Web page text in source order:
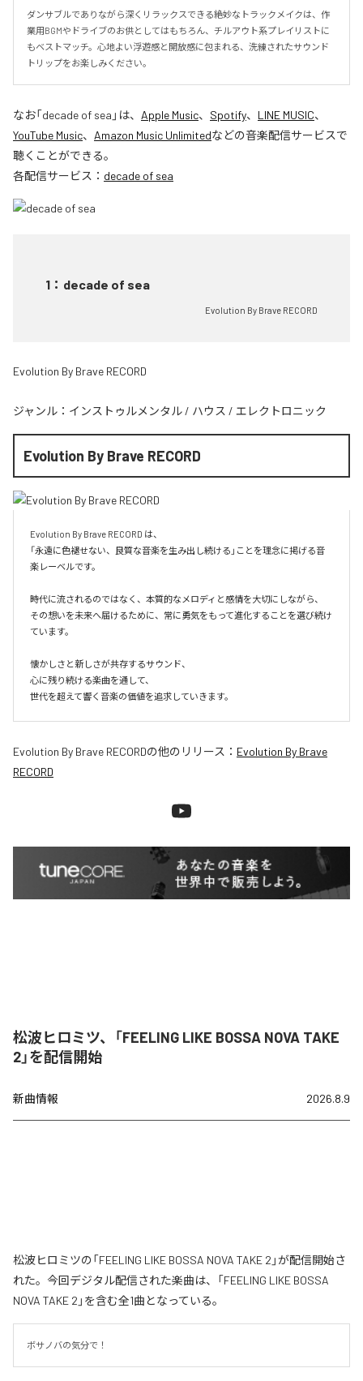
ダンサブルでありながら深くリラックスできる絶妙なトラックメイクは、作
業用BGMやドライブのお供としてはもちろん、チルアウト系プレイリストに
もベストマッチ。心地よい浮遊感と開放感に包まれる、洗練されたサウンド
トリップをお楽しみください。
なお「decade of sea 」は、 Apple Music、 Spotify、 LINE MUSIC、
YouTube Music、 Amazon Music Unlimitedなどの音楽配信サービスで
聴くことができる。
各配信サービス： decade of sea
1 ： decade of sea
Evolution By Brave RECORD
Evolution By Brave RECORD
ジャンル： インストゥルメンタル / ハウス / エレクトロニック
Evolution By Brave RECORD
Evolution By Brave RECORD は、
「永遠に色褪せない、良質な音楽を生み出し続ける」ことを理念に掲げる音
楽レーベルです。
時代に流されるのではなく、本質的なメロディと感情を大切にしながら、
その想いを未来へ届けるために、常に勇気をもって進化することを選び続け
ています。
懐かしさと新しさが共存するサウンド、
心に残り続ける楽曲を通して、
世代を超えて響く音楽の価値を追求していきます。
Evolution By Brave RECORDの他のリリース： Evolution By Brave
RECORD
松波ヒロミツ、「FEELING LIKE BOSSA NOVA TAKE
2」を配信開始
新曲情報 2026.8.9
松波ヒロミツの「FEELING LIKE BOSSA NOVA TAKE 2」が配信開始さ
れた。今回デジタル配信された楽曲は、「FEELING LIKE BOSSA
NOVA TAKE 2」を含む全1曲となっている。
ボサノバの気分で！